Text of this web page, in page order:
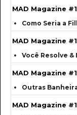
MAD Magazine
Como Seria a
MAD Magazine
Você Resolve &
MAD Magazine
Outras
MAD Magazine